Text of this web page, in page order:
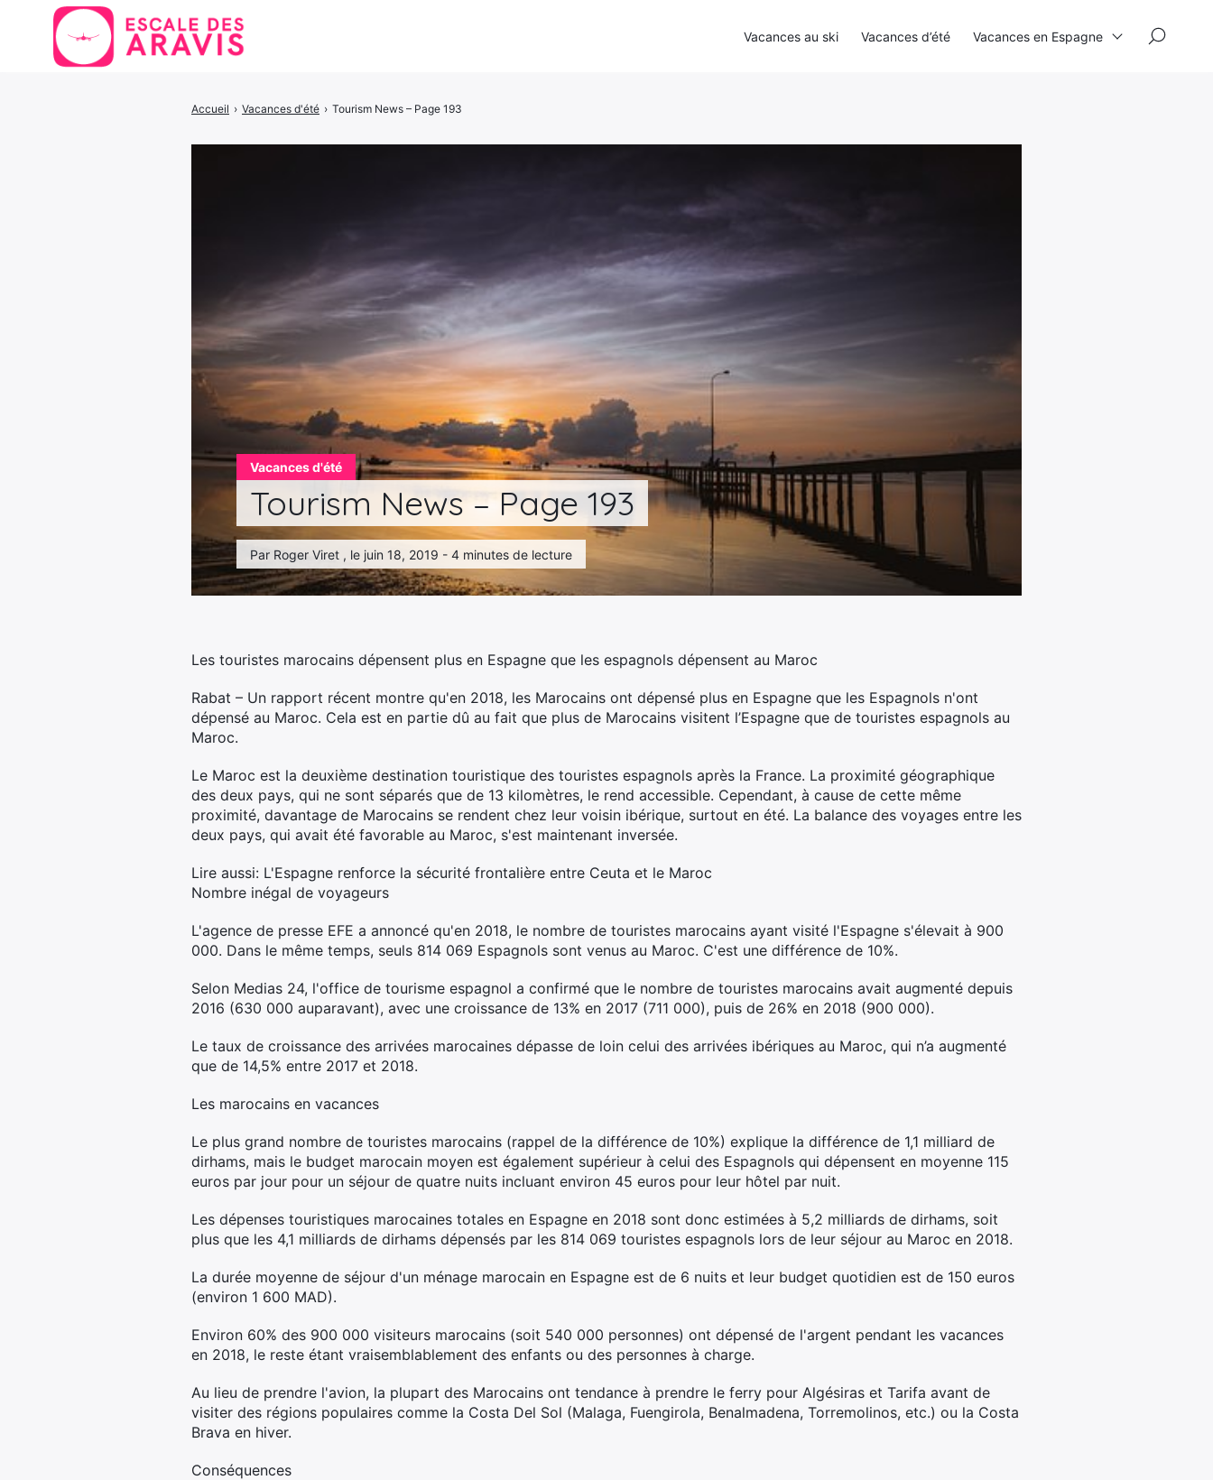
Vacances d'été
Tourism News – Page 193
Par Roger Viret , le juin 18, 2019 - 4 minutes de lecture
Accueil › Vacances d'été › Tourism News – Page 193
Les touristes marocains dépensent plus en Espagne que les espagnols dépensent au Maroc
Rabat – Un rapport récent montre qu'en 2018, les Marocains ont dépensé plus en Espagne que les Espagnols n'ont
dépensé au Maroc. Cela est en partie dû au fait que plus de Marocains visitent l’Espagne que de touristes espagnols au
Maroc.
Le Maroc est la deuxième destination touristique des touristes espagnols après la France. La proximité géographique
des deux pays, qui ne sont séparés que de 13 kilomètres, le rend accessible. Cependant, à cause de cette même
proximité, davantage de Marocains se rendent chez leur voisin ibérique, surtout en été. La balance des voyages entre les
deux pays, qui avait été favorable au Maroc, s'est maintenant inversée.
Lire aussi: L'Espagne renforce la sécurité frontalière entre Ceuta et le Maroc
Nombre inégal de voyageurs
L'agence de presse EFE a annoncé qu'en 2018, le nombre de touristes marocains ayant visité l'Espagne s'élevait à 900
000. Dans le même temps, seuls 814 069 Espagnols sont venus au Maroc. C'est une différence de 10%.
Selon Medias 24, l'office de tourisme espagnol a confirmé que le nombre de touristes marocains avait augmenté depuis
2016 (630 000 auparavant), avec une croissance de 13% en 2017 (711 000), puis de 26% en 2018 (900 000).
Le taux de croissance des arrivées marocaines dépasse de loin celui des arrivées ibériques au Maroc, qui n’a augmenté
que de 14,5% entre 2017 et 2018.
Les marocains en vacances
Le plus grand nombre de touristes marocains (rappel de la différence de 10%) explique la différence de 1,1 milliard de
dirhams, mais le budget marocain moyen est également supérieur à celui des Espagnols qui dépensent en moyenne 115
euros par jour pour un séjour de quatre nuits incluant environ 45 euros pour leur hôtel par nuit.
Les dépenses touristiques marocaines totales en Espagne en 2018 sont donc estimées à 5,2 milliards de dirhams, soit
plus que les 4,1 milliards de dirhams dépensés par les 814 069 touristes espagnols lors de leur séjour au Maroc en 2018.
La durée moyenne de séjour d'un ménage marocain en Espagne est de 6 nuits et leur budget quotidien est de 150 euros
(environ 1 600 MAD).
Environ 60% des 900 000 visiteurs marocains (soit 540 000 personnes) ont dépensé de l'argent pendant les vacances
en 2018, le reste étant vraisemblablement des enfants ou des personnes à charge.
Au lieu de prendre l'avion, la plupart des Marocains ont tendance à prendre le ferry pour Algésiras et Tarifa avant de
visiter des régions populaires comme la Costa Del Sol (Malaga, Fuengirola, Benalmadena, Torremolinos, etc.) ou la Costa
Brava en hiver.
Conséquences
Vacances au ski Vacances d’été Vacances en Espagne
×
Rechercher